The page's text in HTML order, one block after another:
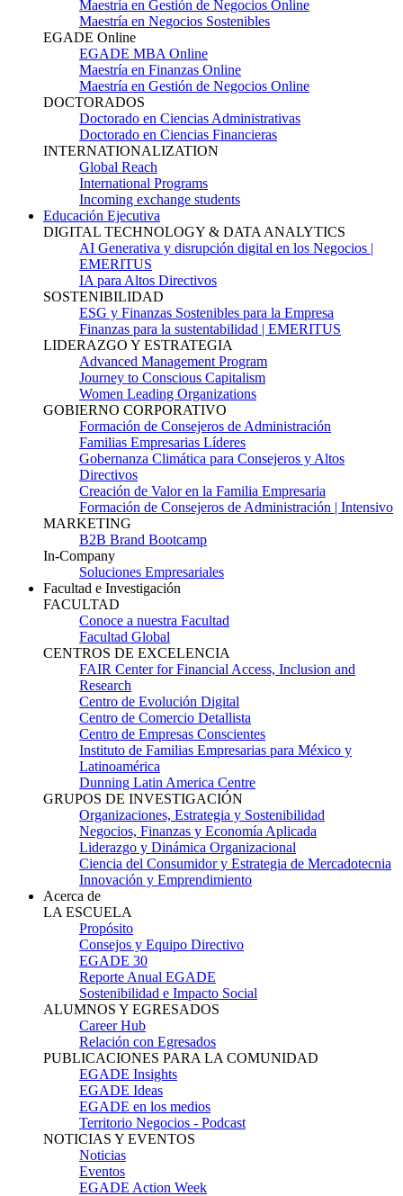
Maestría en Gestión de Negocios Online
Maestría en Negocios Sostenibles
EGADE Online
EGADE MBA Online
Maestría en Finanzas Online
Maestría en Gestión de Negocios Online
DOCTORADOS
Doctorado en Ciencias Administrativas
Doctorado en Ciencias Financieras
INTERNATIONALIZATION
Global Reach
International Programs
Incoming exchange students
Educación Ejecutiva
DIGITAL TECHNOLOGY & DATA ANALYTICS
AI Generativa y disrupción digital en los Negocios |
EMERITUS
IA para Altos Directivos
SOSTENIBILIDAD
ESG y Finanzas Sostenibles para la Empresa
Finanzas para la sustentabilidad | EMERITUS
LIDERAZGO Y ESTRATEGIA
Advanced Management Program
Journey to Conscious Capitalism
Women Leading Organizations
GOBIERNO CORPORATIVO
Formación de Consejeros de Administración
Familias Empresarias Líderes
Gobernanza Climática para Consejeros y Altos
Directivos
Creación de Valor en la Familia Empresaria
Formación de Consejeros de Administración | Intensivo
MARKETING
B2B Brand Bootcamp
In-Company
Soluciones Empresariales
Facultad e Investigación
FACULTAD
Conoce a nuestra Facultad
Facultad Global
CENTROS DE EXCELENCIA
FAIR Center for Financial Access, Inclusion and
Research
Centro de Evolución Digital
Centro de Comercio Detallista
Centro de Empresas Conscientes
Instituto de Familias Empresarias para México y
Latinoamérica
Dunning Latin America Centre
GRUPOS DE INVESTIGACIÓN
Organizaciones, Estrategia y Sostenibilidad
Negocios, Finanzas y Economía Aplicada
Liderazgo y Dinámica Organizacional
Ciencia del Consumidor y Estrategia de Mercadotecnia
Innovación y Emprendimiento
Acerca de
LA ESCUELA
Propósito
Consejos y Equipo Directivo
EGADE 30
Reporte Anual EGADE
Sostenibilidad e Impacto Social
ALUMNOS Y EGRESADOS
Career Hub
Relación con Egresados
PUBLICACIONES PARA LA COMUNIDAD
EGADE Insights
EGADE Ideas
EGADE en los medios
Territorio Negocios - Podcast
NOTICIAS Y EVENTOS
Noticias
Eventos
EGADE Action Week